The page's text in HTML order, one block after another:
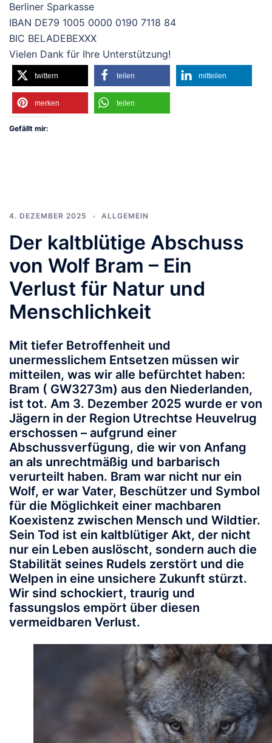
Berliner Sparkasse
IBAN DE79 1005 0000 0190 7118 84
BIC BELADEBEXXX
Vielen Dank für Ihre Unterstützung!
twittern teilen mitteilen
merken teilen
Gefällt mir:
4. DEZEMBER 2025 ALLGEMEIN
Der kaltblütige Abschuss
von Wolf Bram – Ein
Verlust für Natur und
Menschlichkeit
Mit tiefer Betroffenheit und
unermesslichem Entsetzen müssen wir
mitteilen, was wir alle befürchtet haben:
Bram ( GW3273m) aus den Niederlanden,
ist tot. Am 3. Dezember 2025 wurde er von
Jägern in der Region Utrechtse Heuvelrug
erschossen – aufgrund einer
Abschussverfügung, die wir von Anfang
an als unrechtmäßig und barbarisch
verurteilt haben. Bram war nicht nur ein
Wolf, er war Vater, Beschützer und Symbol
für die Möglichkeit einer machbaren
Koexistenz zwischen Mensch und Wildtier.
Sein Tod ist ein kaltblütiger Akt, der nicht
nur ein Leben auslöscht, sondern auch die
Stabilität seines Rudels zerstört und die
Welpen in eine unsichere Zukunft stürzt.
Wir sind schockiert, traurig und
fassungslos empört über diesen
vermeidbaren Verlust.